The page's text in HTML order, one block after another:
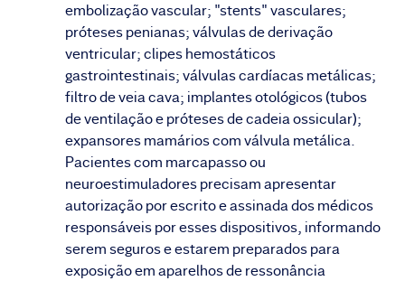
embolização vascular; "stents" vasculares;
próteses penianas; válvulas de derivação
ventricular; clipes hemostáticos
gastrointestinais; válvulas cardíacas metálicas;
filtro de veia cava; implantes otológicos (tubos
de ventilação e próteses de cadeia ossicular);
expansores mamários com válvula metálica.
Pacientes com marcapasso ou
neuroestimuladores precisam apresentar
autorização por escrito e assinada dos médicos
responsáveis por esses dispositivos, informando
serem seguros e estarem preparados para
exposição em aparelhos de ressonância